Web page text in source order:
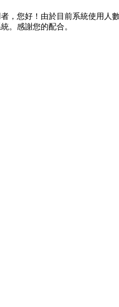
，您好！由於目前系統使用人
。感謝您的配合。